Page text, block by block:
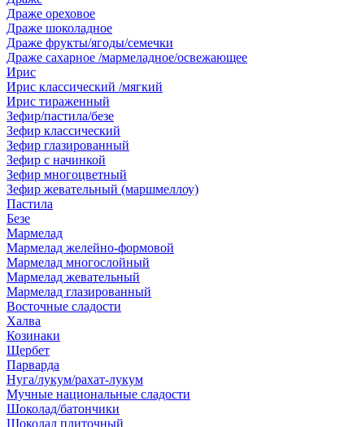
Драже ореховое
Драже шоколадное
Драже фрукты/ягоды/семечки
Драже сахарное /мармеладное/освежающее
Ирис
Ирис классический /мягкий
Ирис тираженный
Зефир/пастила/безе
Зефир классический
Зефир глазированный
Зефир с начинкой
Зефир многоцветный
Зефир жевательный (маршмеллоу)
Пастила
Безе
Мармелад
Мармелад желейно-формовой
Мармелад многослойный
Мармелад жевательный
Мармелад глазированный
Восточные сладости
Халва
Козинаки
Щербет
Парварда
Нуга/лукум/рахат-лукум
Мучные национальные сладости
Шоколад/батончики
Шоколад плиточный